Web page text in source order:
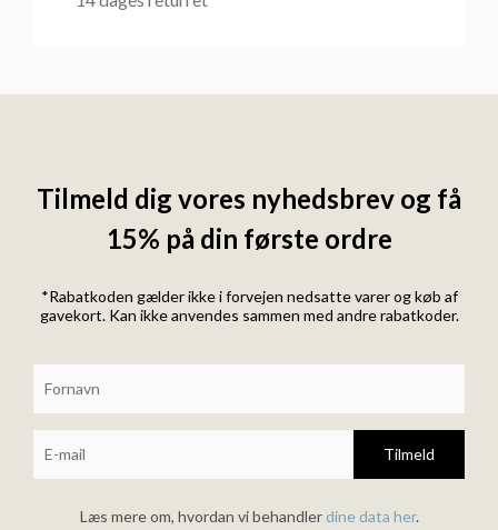
Tilmeld dig vores nyhedsbrev og få
15% på din første ordre
*Rabatkoden gælder ikke i forvejen nedsatte varer og køb af
gavekort. Kan ikke anvendes sammen med andre rabatkoder.
Tilmeld
Læs mere om, hvordan vi behandlerdine data her.